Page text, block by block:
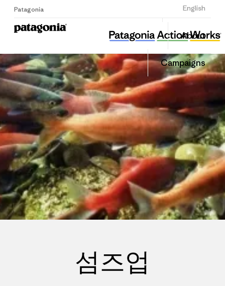
Patagonia English
Sign Up
About
Campaigns
섬즈업
Share
this
Share
on
섬즈업